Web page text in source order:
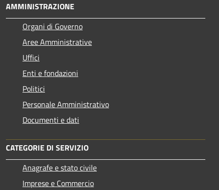
AMMINISTRAZIONE
Organi di Governo
Aree Amministrative
Uffici
Enti e fondazioni
Politici
Personale Amministrativo
Documenti e dati
CATEGORIE DI SERVIZIO
Anagrafe e stato civile
Imprese e Commercio